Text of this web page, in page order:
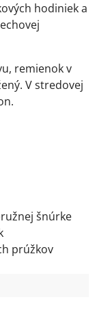
hodiniek a
remienok v
V stredovej
šnúrke
prúžkov